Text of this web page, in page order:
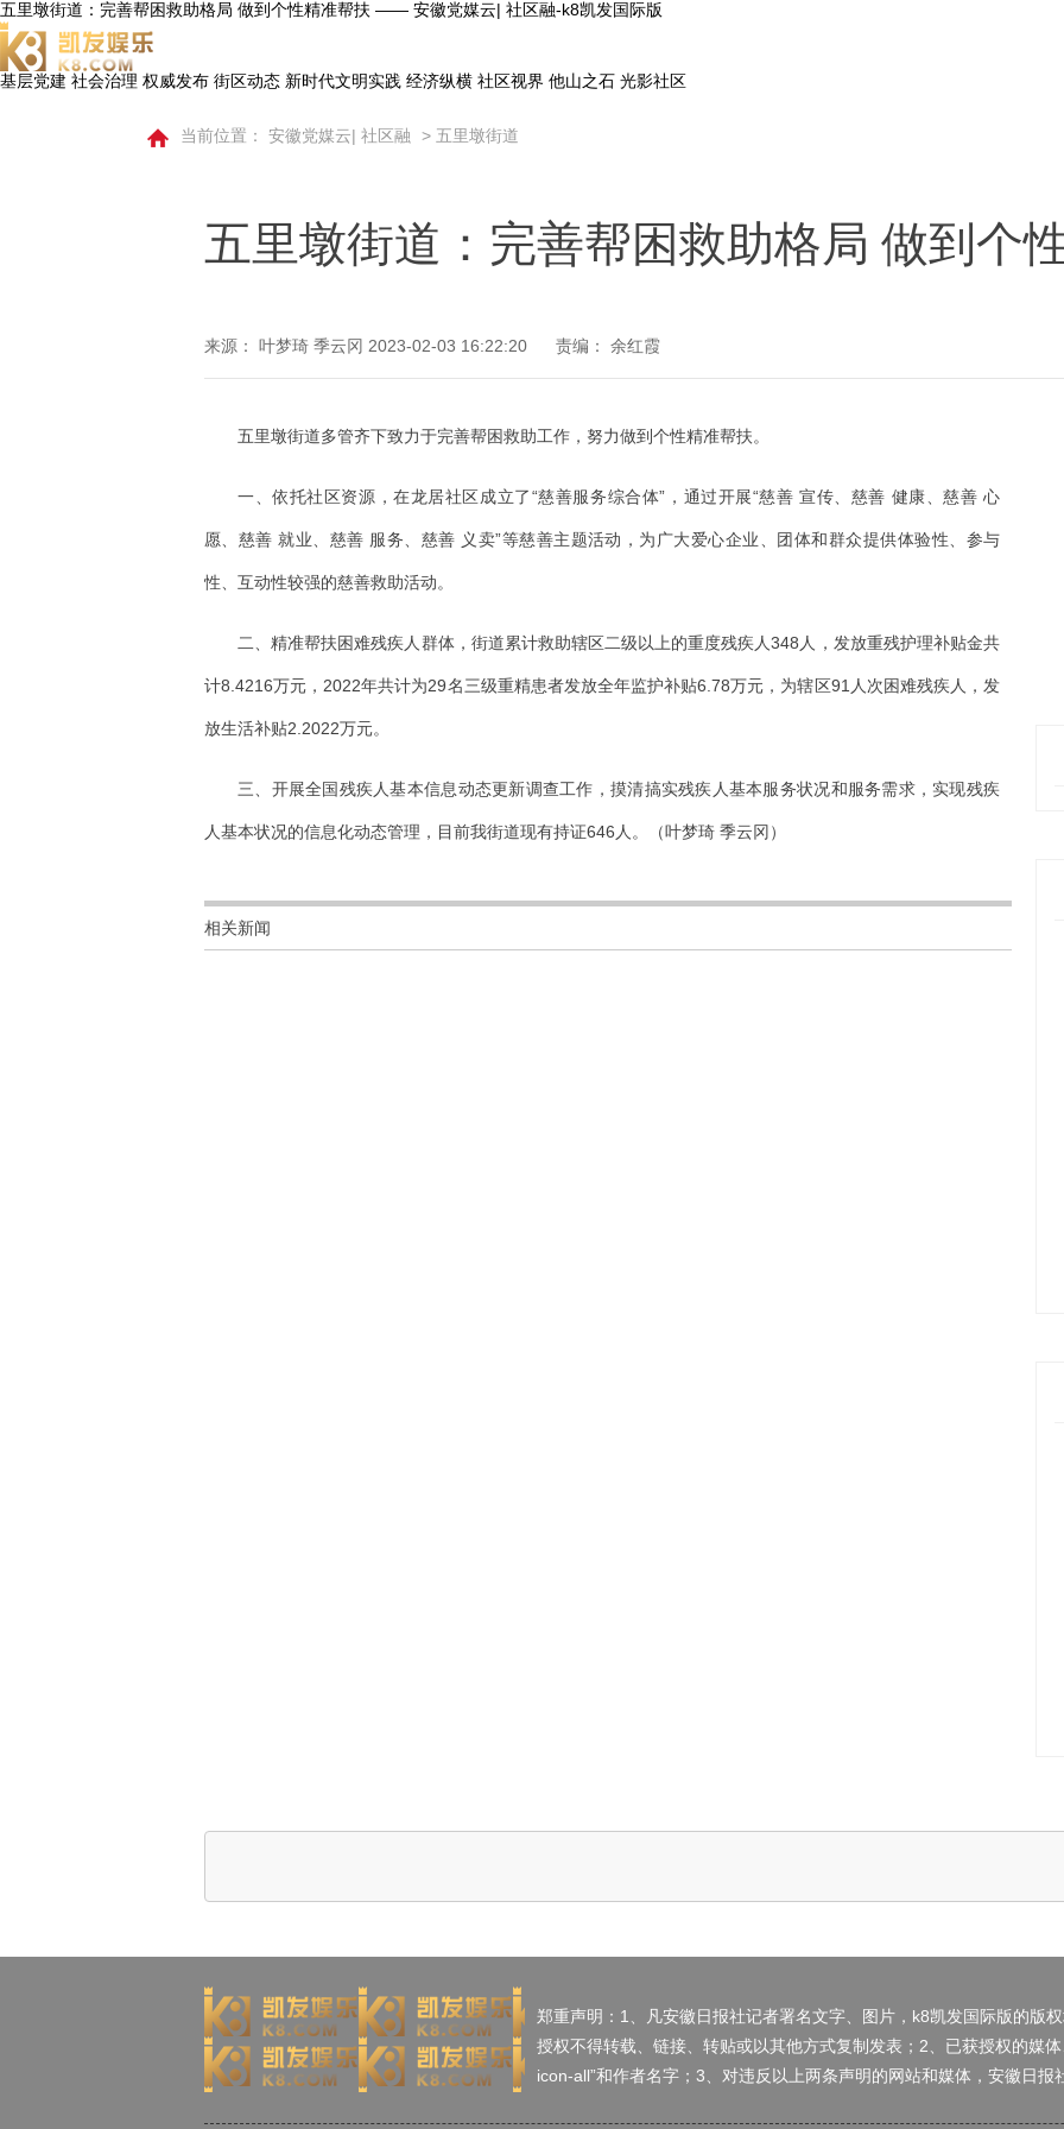
五里墩街道：完善帮困救助格局 做到个性精准帮扶 —— 安徽党媒云| 社区融-k8凯发国际版
基层党建 社会治理 权威发布 街区动态 新时代文明实践 经济纵横 社区视界 他山之石 光影社区
当前位置： 安徽党媒云| 社区融 > 五里墩街道
五里墩街道：完善帮困救助格局 做到个
来源： 叶梦琦 季云冈 2023-02-03 16:22:20 责编： 余红霞
五里墩街道多管齐下致力于完善帮困救助工作，努力做到个性精准帮扶。
一、依托社区资源，在龙居社区成立了“慈善服务综合体”，通过开展“慈善 宣传、慈善 健康、慈善 心
愿、慈善 就业、慈善 服务、慈善 义卖”等慈善主题活动，为广大爱心企业、团体和群众提供体验性、参与
性、互动性较强的慈善救助活动。
二、精准帮扶困难残疾人群体，街道累计救助辖区二级以上的重度残疾人348人，发放重残护理补贴金共
计8.4216万元，2022年共计为29名三级重精患者发放全年监护补贴6.78万元，为辖区91人次困难残疾人，发
放生活补贴2.2022万元。
三、开展全国残疾人基本信息动态更新调查工作，摸清搞实残疾人基本服务状况和服务需求，实现残疾
人基本状况的信息化动态管理，目前我街道现有持证646人。（叶梦琦 季云冈）
相关新闻
郑重声明：1、凡安徽日报社记者署名文字、图片，k8凯发国际版的版
授权不得转载、链接、转贴或以其他方式复制发表；2、已获授权的媒
icon-all”和作者名字；3、对违反以上两条声明的网站和媒体，安徽日